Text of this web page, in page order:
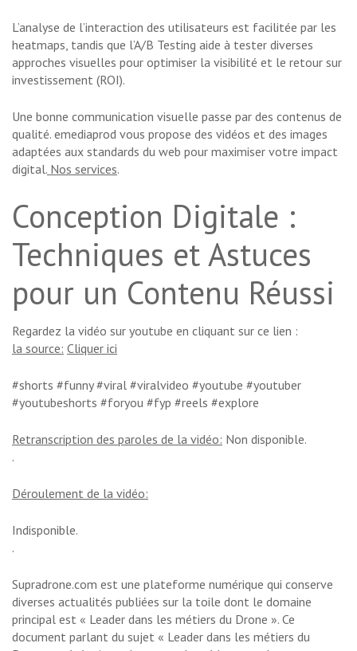
L’analyse de l’interaction des utilisateurs est facilitée par les
heatmaps, tandis que l’A/B Testing aide à tester diverses
approches visuelles pour optimiser la visibilité et le retour sur
investissement (ROI).
Une bonne communication visuelle passe par des contenus de
qualité. emediaprod vous propose des vidéos et des images
adaptées aux standards du web pour maximiser votre impact
digital. Nos services.
Conception Digitale :
Techniques et Astuces
pour un Contenu Réussi
Regardez la vidéo sur youtube en cliquant sur ce lien :
la source: Cliquer ici
#shorts #funny #viral #viralvideo #youtube #youtuber
#youtubeshorts #foryou #fyp #reels #explore
Retranscription des paroles de la vidéo: Non disponible.
.
Déroulement de la vidéo:
Indisponible.
.
Supradrone.com est une plateforme numérique qui conserve
diverses actualités publiées sur la toile dont le domaine
principal est « Leader dans les métiers du Drone ». Ce
document parlant du sujet « Leader dans les métiers du